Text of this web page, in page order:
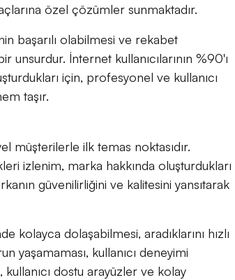
özel çözümler sunmaktadır.
başarılı olabilmesi ve rekabet
İnternet kullanıcılarının %90'ı
için, profesyonel ve kullanıcı
taşır.
müşterilerle ilk temas noktasıdır.
izlenim, marka hakkında oluşturdukları
güvenilirliğini ve kalitesini yansıtarak
kolayca dolaşabilmesi, aradıklarını hızlı
yaşamaması, kullanıcı deneyimi
kullanıcı dostu arayüzler ve kolay